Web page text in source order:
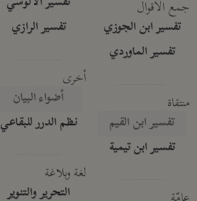
جمع الأقوال
تفسير ابن الجوزي
تفسير الماوردي
منتقاة
تفسير ابن القيم
تفسير ابن تيمية
تفسير الرازي
أخرى
أضواء البيان
نظم الدرر للبقاعي
لغة وبلاغة
التحرير والتنوير